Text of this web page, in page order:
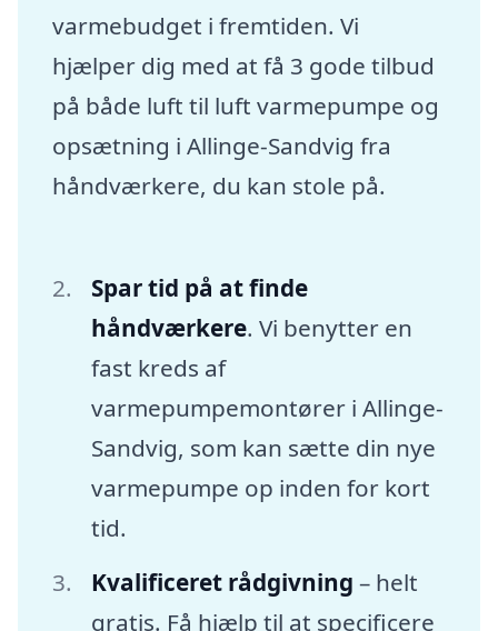
varmebudget i fremtiden. Vi
hjælper dig med at få 3 gode tilbud
på både luft til luft varmepumpe og
opsætning i Allinge-Sandvig fra
håndværkere, du kan stole på.
Spar tid på at finde
håndværkere. Vi benytter en
fast kreds af
varmepumpemontører i Allinge-
Sandvig, som kan sætte din nye
varmepumpe op inden for kort
tid.
Kvalificeret rådgivning – helt
gratis. Få hjælp til at specificere